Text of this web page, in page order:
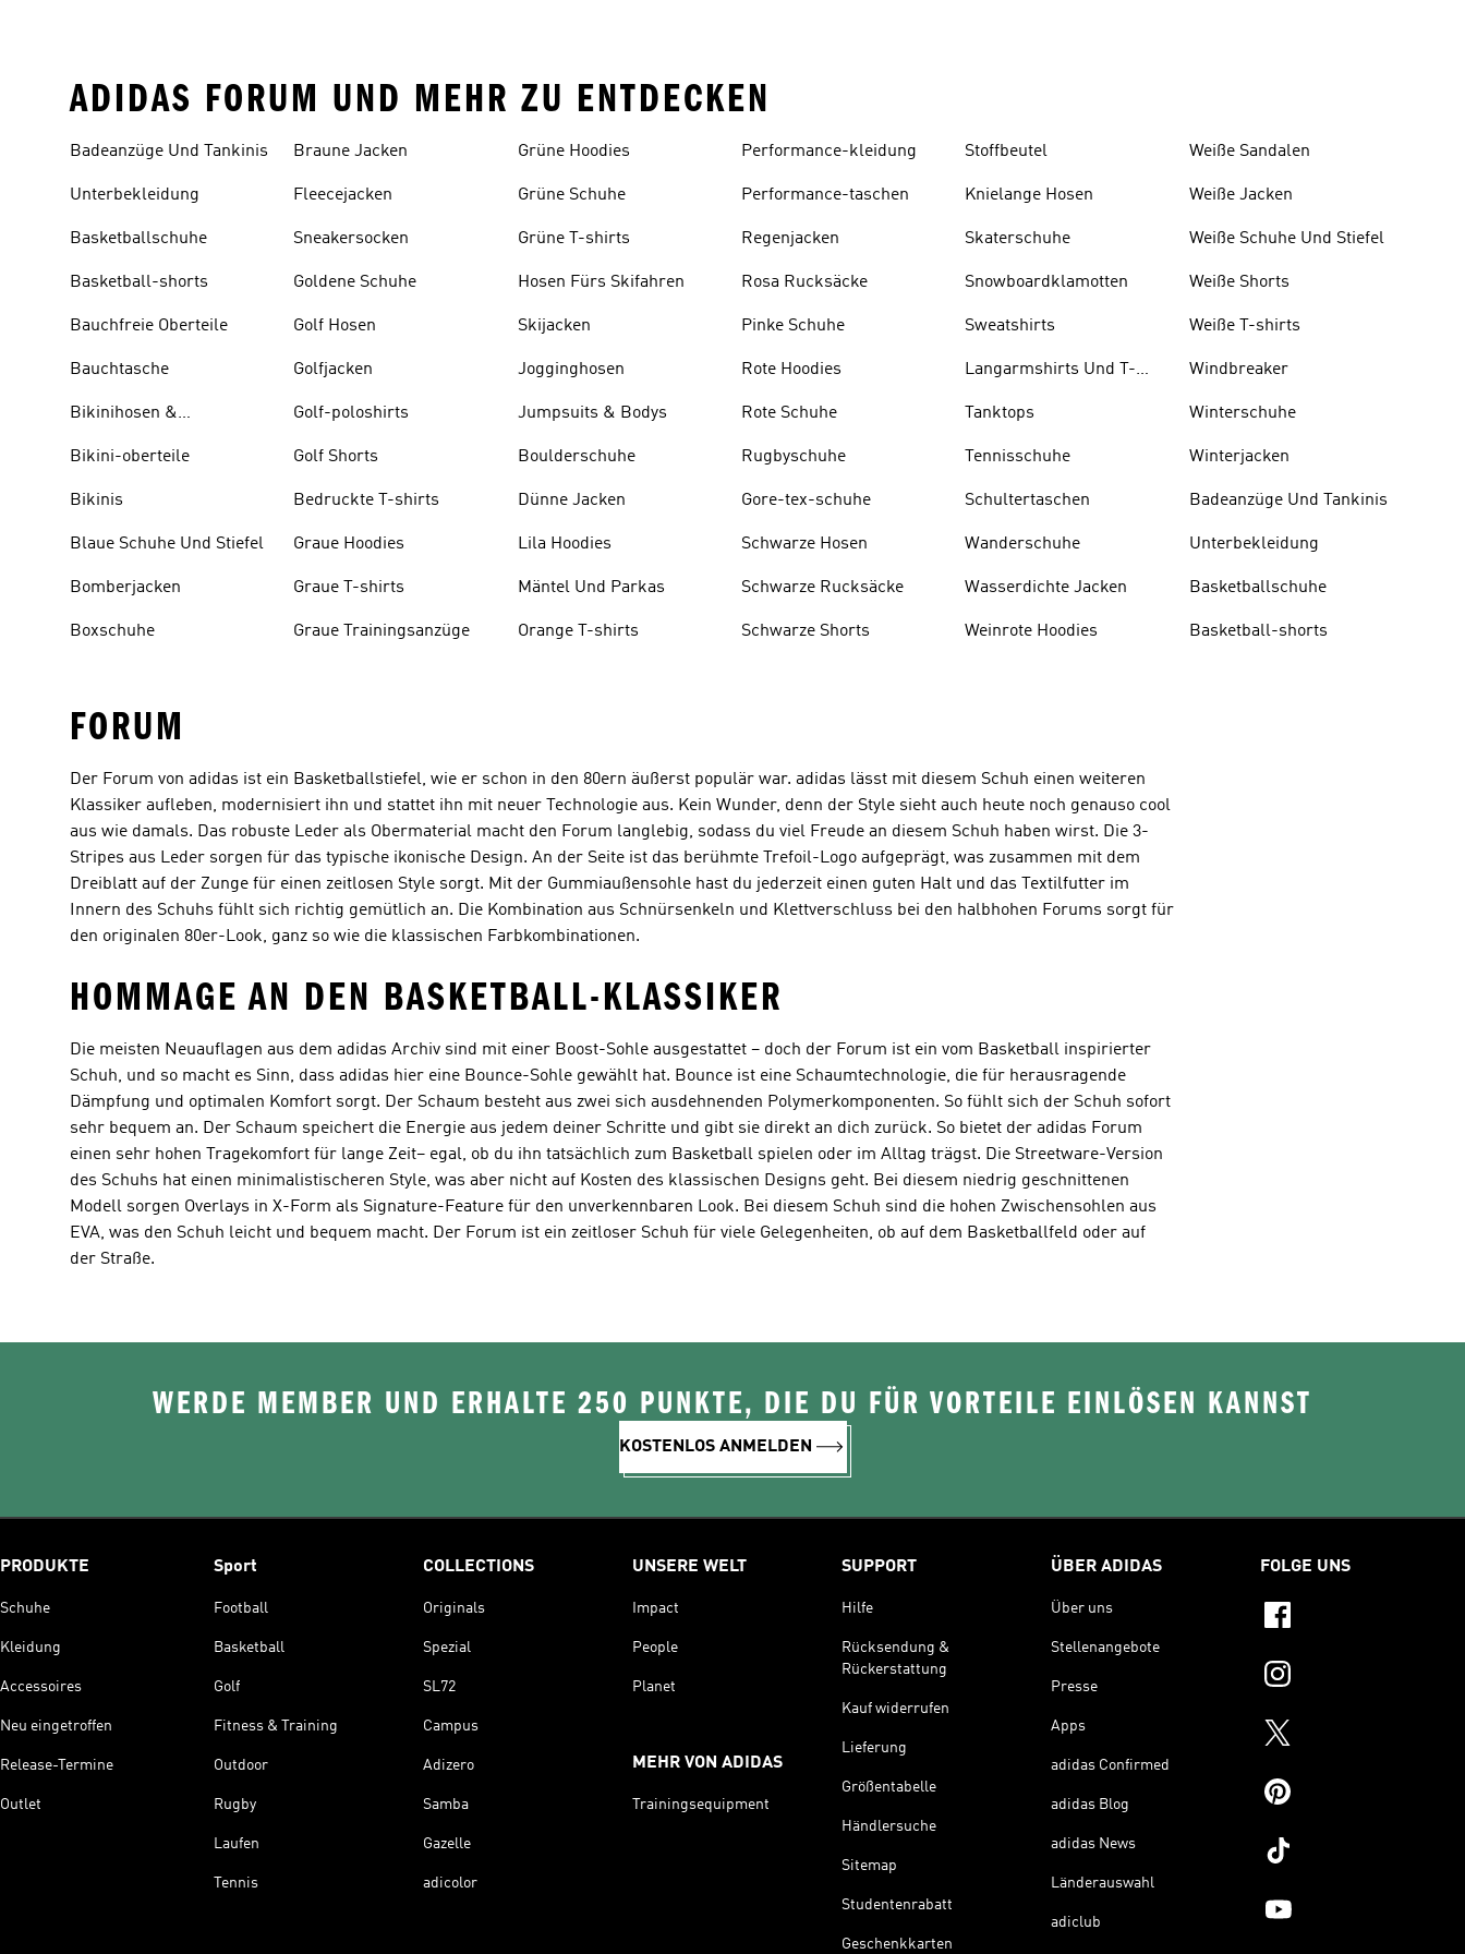
ADIDAS FORUM UND MEHR ZU ENTDECKEN
Badeanzüge Und Tankinis
Unterbekleidung
Basketballschuhe
Basketball-shorts
Bauchfreie Oberteile
Bauchtasche
Bikinihosen &
Bikini-oberteile
Bikinis
Blaue Schuhe Und Stiefel
Bomberjacken
Boxschuhe
Braune Jacken
Fleecejacken
Sneakersocken
Goldene Schuhe
Golf Hosen
Golfjacken
Golf-poloshirts
Golf Shorts
Bedruckte T-shirts
Graue Hoodies
Graue T-shirts
Graue Trainingsanzüge
Grüne Hoodies
Grüne Schuhe
Grüne T-shirts
Hosen Fürs Skifahren
Skijacken
Jogginghosen
Jumpsuits & Bodys
Boulderschuhe
Dünne Jacken
Lila Hoodies
Mäntel Und Parkas
Orange T-shirts
Performance-kleidung
Performance-taschen
Regenjacken
Rosa Rucksäcke
Pinke Schuhe
Rote Hoodies
Rote Schuhe
Rugbyschuhe
Gore-tex-schuhe
Schwarze Hosen
Schwarze Rucksäcke
Schwarze Shorts
Stoffbeutel
Knielange Hosen
Skaterschuhe
Snowboardklamotten
Sweatshirts
Langarmshirts Und T-
Tanktops
Tennisschuhe
Schultertaschen
Wanderschuhe
Wasserdichte Jacken
Weinrote Hoodies
W eiße Sandalen
Weiße Jacken
Weiße Schuhe Und Stiefel
Weiße Shorts
Weiße T-shirts
Windbreaker
Winterschuhe
Winterjacken
Badeanzüge Und Tankinis
Unterbekleidung
Basketballschuhe
Basketball-shorts
FORUM
Der Forum von adidas ist ein Basketballstiefel, wie er schon in den 80ern äußerst populär war. adidas lässt mit diesem Schuh einen weiteren
Klassiker aufleben, modernisiert ihn und stattet ihn mit neuer Technologie aus. Kein Wunder, denn der Style sieht auch heute noch genauso cool
aus wie damals. Das robuste Leder als Obermaterial macht den Forum langlebig, sodass du viel Freude an diesem Schuh haben wirst. Die 3-
Stripes aus Leder sorgen für das typische ikonische Design. An der Seite ist das berühmte Trefoil-Logo aufgeprägt, was zusammen mit dem
Dreiblatt auf der Zunge für einen zeitlosen Style sorgt. Mit der Gummiaußensohle hast du jederzeit einen guten Halt und das Textilfutter im
Innern des Schuhs fühlt sich richtig gemütlich an. Die Kombination aus Schnürsenkeln und Klettverschluss bei den halbhohen Forums sorgt für
den originalen 80er-Look, ganz so wie die klassischen Farbkombinationen.
HOMMAGE AN DEN BASKETBALL-KLASSIKER
Die meisten Neuauflagen aus dem adidas Archiv sind mit einer Boost-Sohle ausgestattet – doch der Forum ist ein vom Basketball inspirierter
Schuh, und so macht es Sinn, dass adidas hier eine Bounce-Sohle gewählt hat. Bounce ist eine Schaumtechnologie, die für herausragende
Dämpfung und optimalen Komfort sorgt. Der Schaum besteht aus zwei sich ausdehnenden Polymerkomponenten. So fühlt sich der Schuh sofort
sehr bequem an. Der Schaum speichert die Energie aus jedem deiner Schritte und gibt sie direkt an dich zurück. So bietet der adidas Forum
einen sehr hohen Tragekomfort für lange Zeit– egal, ob du ihn tatsächlich zum Basketball spielen oder im Alltag trägst. Die Streetware-Version
des Schuhs hat einen minimalistischeren Style, was aber nicht auf Kosten des klassischen Designs geht. Bei diesem niedrig geschnittenen
Modell sorgen Overlays in X-Form als Signature-Feature für den unverkennbaren Look. Bei diesem Schuh sind die hohen Zwischensohlen aus
EVA, was den Schuh leicht und bequem macht. Der Forum ist ein zeitloser Schuh für viele Gelegenheiten, ob auf dem Basketballfeld oder auf
der Straße.
WERDE MEMBER UND ERHALTE 250 PUNKTE, DIE DU FÜR VORTEILE EINLÖSEN KANNST
KOSTENLOS ANMELDEN
PRODUKTE
Schuhe
Kleidung
Accessoires
Neu eingetroffen
Release-Termine
Outlet
Sport
Football
Basketball
Golf
Fitness & Training
Outdoor
Rugby
Laufen
Tennis
COLLECTIONS
Originals
Spezial
SL72
Campus
Adizero
Samba
Gazelle
adicolor
UNSERE WELT
Impact
People
Planet
MEHR VON ADIDAS
Trainingsequipment
SUPPORT
Hilfe
Rücksendung &
Rückerstattung
Kauf widerrufen
Lieferung
Größentabelle
Händlersuche
Sitemap
Studentenrabatt
Geschenkkarten
ÜBER ADIDAS
Über uns
Stellenangebote
Presse
Apps
adidas Confirmed
adidas Blog
adidas News
Länderauswahl
adiclub
FOLGE UNS